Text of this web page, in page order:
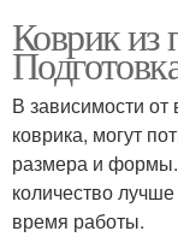
Коврик из
В зависимости от
коврика, могут
размера и
количество
время работы.